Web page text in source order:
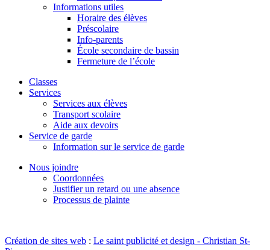
Informations utiles
Horaire des élèves
Préscolaire
Info-parents
École secondaire de bassin
Fermeture de l’école
Classes
Services
Services aux élèves
Transport scolaire
Aide aux devoirs
Service de garde
Information sur le service de garde
Nous joindre
Coordonnées
Justifier un retard ou une absence
Processus de plainte
Création de sites web : Le saint publicité et design - Christian St-